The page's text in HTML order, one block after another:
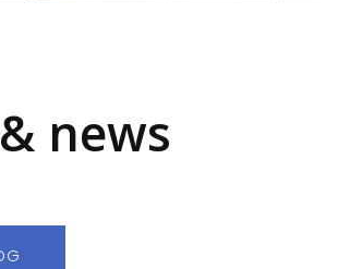
news